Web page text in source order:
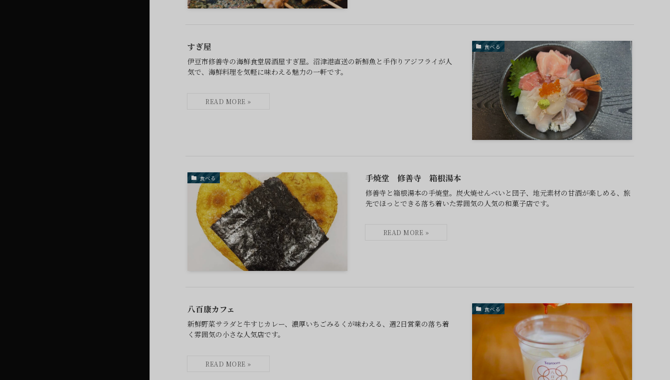
食べる
すぎ屋
伊豆市修善寺の海鮮食堂居酒屋すぎ屋。沼津港直送の新鮮魚と手作りアジフライが人
気で、海鮮料理を気軽に味わえる魅力の一軒です。
食べる 手焼堂 修善寺 箱根湯本
修善寺と箱根湯本の手焼堂。炭火焼せんべいと団子、地元素材の甘酒が楽しめる、旅
先でほっとできる落ち着いた雰囲気の人気の和菓子店です。
食べる
八百康カフェ
新鮮野菜サラダと牛すじカレー、濃厚いちごみるくが味わえる、週2日営業の落ち着
く雰囲気の小さな人気店です。